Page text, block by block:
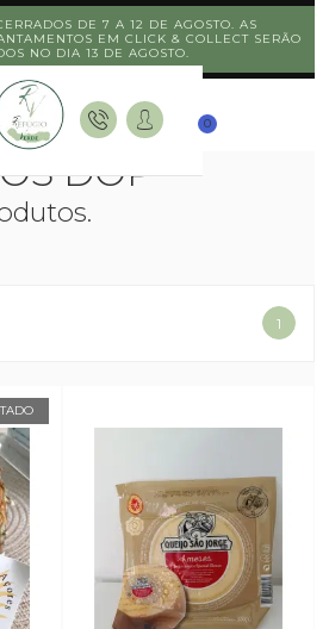
DE 7 A 12 DE AGOSTO. AS
EM CLICK & COLLECT SERÃO
NO DIA 13 DE AGOSTO.
0
DOP
1